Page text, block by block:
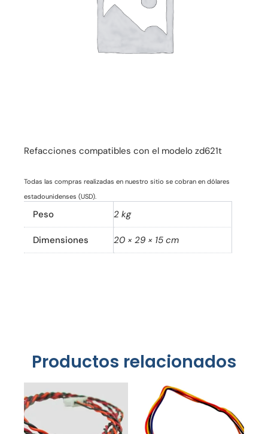
Refacciones compatibles con el modelo zd621t
Todas las compras realizadas en nuestro sitio se cobran en dólares
estadounidenses (USD).
Peso 2 kg
Dimensiones 20 × 29 × 15 cm
Productos relacionados